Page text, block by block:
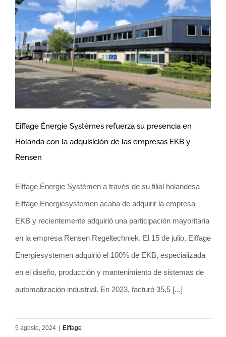
Eiffage Énergie Systèmes refuerza su
adquisición de las empresas EKB y
Rensen
Eiffage Énergie Systèmes refuerza su presencia en
Holanda con la adquisición de las empresas EKB y
Rensen
Eiffage Énergie Systèmen a través de su filial holandesa
Eiffage Energiesystemen acaba de adquirir la empresa
EKB y recientemente adquirió una participación mayoritaria
en la empresa Rensen Regeltechniek. El 15 de julio, Eiffage
Energiesystemen adquirió el 100% de EKB, especializada
en el diseño, producción y mantenimiento de sistemas de
automatización industrial. En 2023, facturó 35,5 [...]
5 agosto, 2024 | Eiffage